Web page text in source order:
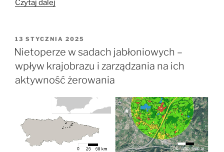
Czytaj dalej
z
pomocą
frontów
burzowych”
OPUBLIKOWANE
W
13 STYCZNIA 2025
Nietoperze w sadach jabłoniowych –
wpływ krajobrazu i zarządzania na ich
aktywność żerowania